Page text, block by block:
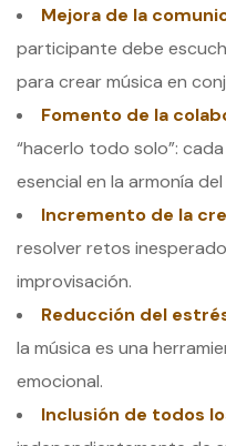
Mejora de la
participante debe
para crear música en
Fomento de la
“hacerlo todo solo”:
esencial en la armonía
Incremento de la
resolver retos
improvisación.
Reducción del
la música es una
emocional.
Inclusión de todos